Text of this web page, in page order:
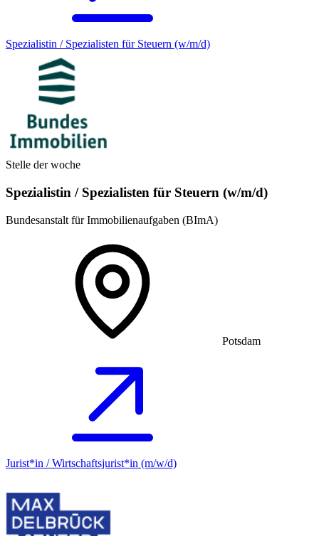
Spezialistin / Spezialisten für Steuern (w/m/d)
Stelle der woche
Spezialistin / Spezialisten für Steuern (w/m/d)
Bundesanstalt für Immobilienaufgaben (BImA)
Potsdam
Jurist*in / Wirtschafts­jurist*in (m/w/d)